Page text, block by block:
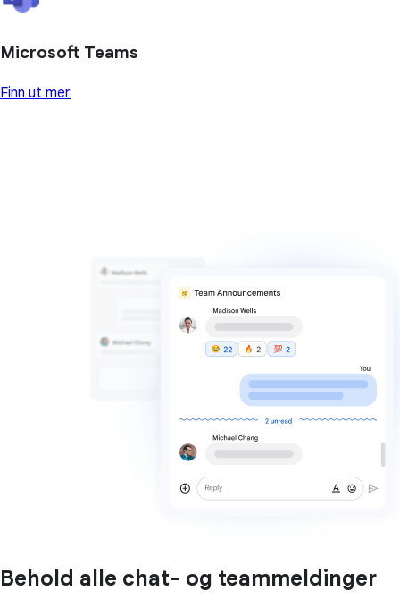
Microsoft Teams
Finn ut mer
Behold alle chat- og teammeldinger